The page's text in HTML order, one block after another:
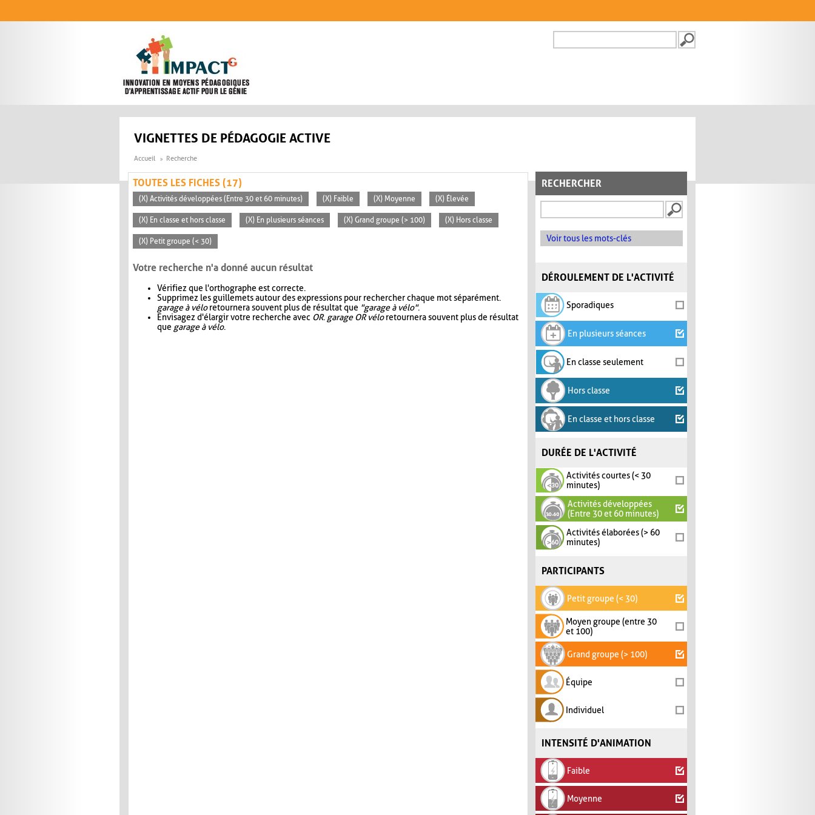
FORMULAIRE DE
VIGNETTES DE PÉDAGOGIE ACTIVE
Accueil Recherche
RECHERCHER
Voir tous les mots-clés
DÉROULEMENT DE L'ACTIVITÉ
Sporadiques
En plusieurs séances
En classe seulement
Hors classe
En classe et hors classe
DURÉE DE L'ACTIVITÉ
Activités courtes (< 30
minutes)
Activités développées
(Entre 30 et 60 minutes)
Activités élaborées (> 60
minutes)
PARTICIPANTS
Petit groupe (< 30)
Moyen groupe (entre 30
et 100)
Grand groupe (> 100)
Équipe
Individuel
INTENSITÉ D'ANIMATION
Faible
Moyenne
TOUTES LES FICHES (17)
(X) Activités développées (Entre 30 et 60 minutes) (X) Faible (X) Moyenne (X) Élevée
(X) En classe et hors classe (X) En plusieurs séances (X) Grand groupe (> 100) (X) Hors classe
(X) Petit groupe (< 30)
Votre recherche n'a donné aucun résultat
Vérifiez que l'orthographe est correcte.
Supprimez les guillemets autour des expressions pour rechercher chaque mot séparément.
garage à véloretournera souvent plus de résultat que "garage à vélo".
Envisagez d'élargir votre recherche avec OR. garage OR véloretournera souvent plus de résultat
que garage à vélo.